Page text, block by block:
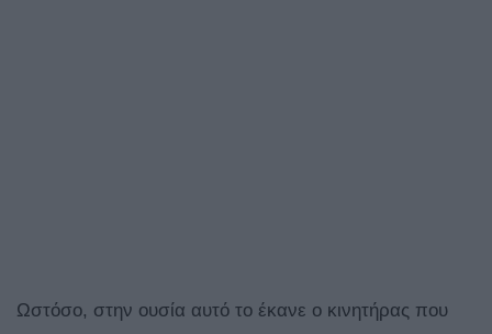
Ωστόσο, στην ουσία αυτό το έκανε ο κινητήρας που